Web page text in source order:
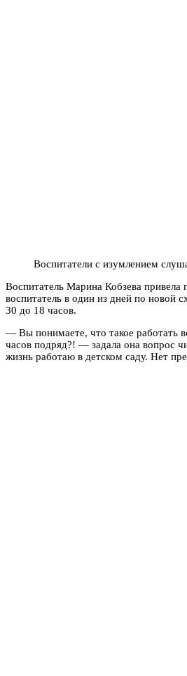
Воспитатели с изумлением
Воспитатель Марина Кобзева привела
воспитатель в один из дней по новой
30 до 18 часов.
— Вы понимаете, что такое работать
часов подряд?! — задала она вопрос
жизнь работаю в детском саду. Нет